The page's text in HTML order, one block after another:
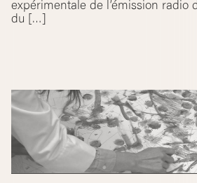
expérimentale de l’émission radio
du […]